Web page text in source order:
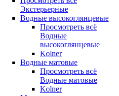
Экстерьерные
Водные высокоглянцевые
Просмотреть всё
Водные
высокоглянцевые
Kolner
Водные матовые
Просмотреть всё
Водные матовые
Kolner